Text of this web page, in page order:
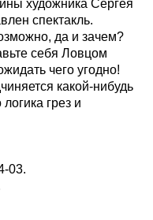
художника Сергея
спектакль.
да и зачем?
себя Ловцом
чего угодно!
какой-нибудь
грез и
03.